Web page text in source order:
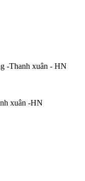
-Thanh xuân - HN
xuân -HN